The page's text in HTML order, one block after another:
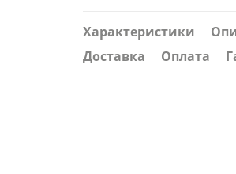
Характеристики
Доставка
Оплата